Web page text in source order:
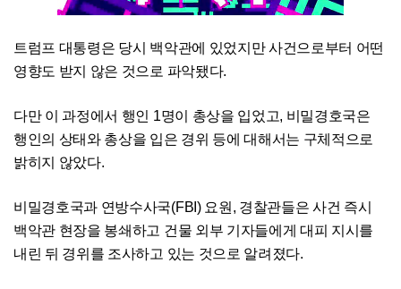
트럼프 대통령은 당시 백악관에 있었지만 사건으로부터 어떤
영향도 받지 않은 것으로 파악됐다.
다만 이 과정에서 행인 1명이 총상을 입었고, 비밀경호국은
행인의 상태와 총상을 입은 경위 등에 대해서는 구체적으로
밝히지 않았다.
비밀경호국과 연방수사국(FBI) 요원, 경찰관들은 사건 즉시
백악관 현장을 봉쇄하고 건물 외부 기자들에게 대피 지시를
내린 뒤 경위를 조사하고 있는 것으로 알려졌다.